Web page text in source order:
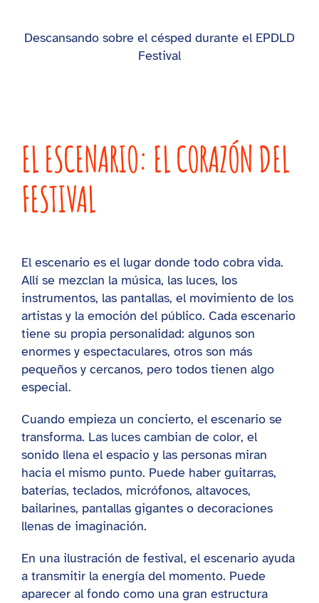
Descansando sobre el césped durante el EPDLD
Festival
EL ESCENARIO: EL CORAZÓN DEL
FESTIVAL
El escenario es el lugar donde todo cobra vida.
Allí se mezclan la música, las luces, los
instrumentos, las pantallas, el movimiento de los
artistas y la emoción del público. Cada escenario
tiene su propia personalidad: algunos son
enormes y espectaculares, otros son más
pequeños y cercanos, pero todos tienen algo
especial.
Cuando empieza un concierto, el escenario se
transforma. Las luces cambian de color, el
sonido llena el espacio y las personas miran
hacia el mismo punto. Puede haber guitarras,
baterías, teclados, micrófonos, altavoces,
bailarines, pantallas gigantes o decoraciones
llenas de imaginación.
En una ilustración de festival, el escenario ayuda
a transmitir la energía del momento. Puede
aparecer al fondo como una gran estructura